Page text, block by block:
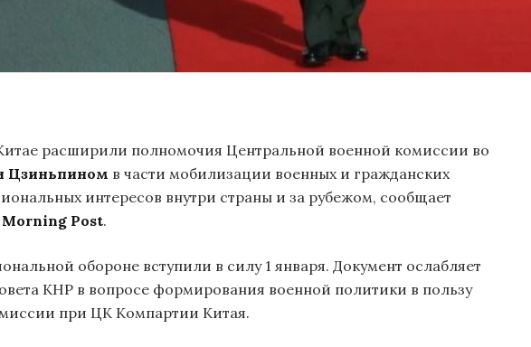
расширили полномочия Центральной военной комиссии во
Цзиньпином в части мобилизации военных и гражданских
интересов внутри страны и за рубежом, сообщает
Post.
обороне вступили в силу 1 января. Документ ослабляет
КНР в вопросе формирования военной политики в пользу
при ЦК Компартии Китая.